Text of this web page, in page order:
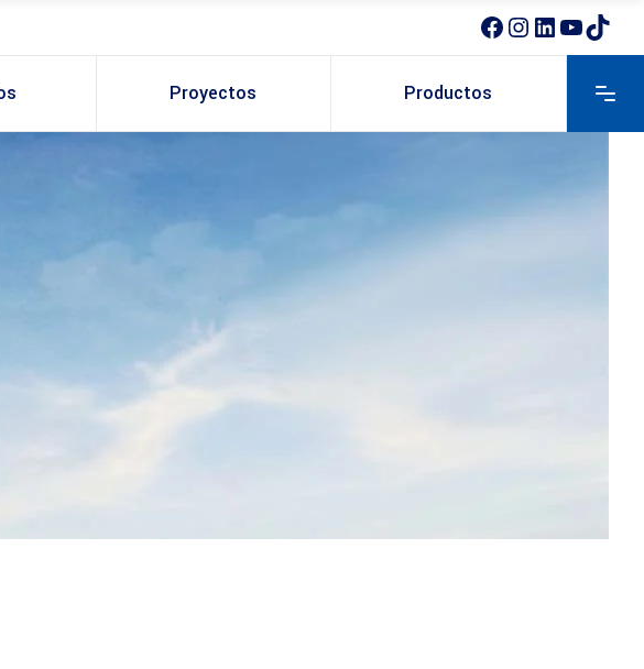
Proyectos Productos